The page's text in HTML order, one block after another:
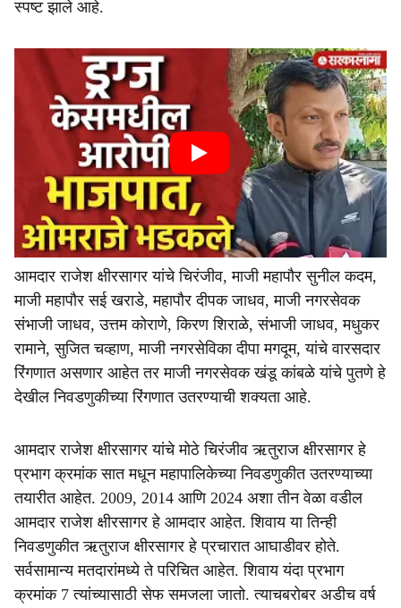
स्पष्ट झाले आहे.
आमदार राजेश क्षीरसागर यांचे चिरंजीव, माजी महापौर सुनील कदम,
माजी महापौर सई खराडे, महापौर दीपक जाधव, माजी नगरसेवक
संभाजी जाधव, उत्तम कोराणे, किरण शिराळे, संभाजी जाधव, मधुकर
रामाने, सुजित चव्हाण, माजी नगरसेविका दीपा मगदूम, यांचे वारसदार
रिंगणात असणार आहेत तर माजी नगरसेवक खंडू कांबळे यांचे पुतणे हे
देखील निवडणुकीच्या रिंगणात उतरण्याची शक्यता आहे.
आमदार राजेश क्षीरसागर यांचे मोठे चिरंजीव ऋतुराज क्षीरसागर हे
प्रभाग क्रमांक सात मधून महापालिकेच्या निवडणुकीत उतरण्याच्या
तयारीत आहेत. 2009, 2014 आणि 2024 अशा तीन वेळा वडील
आमदार राजेश क्षीरसागर हे आमदार आहेत. शिवाय या तिन्ही
निवडणुकीत ऋतुराज क्षीरसागर हे प्रचारात आघाडीवर होते.
सर्वसामान्य मतदारांमध्ये ते परिचित आहेत. शिवाय यंदा प्रभाग
क्रमांक 7 त्यांच्यासाठी सेफ समजला जातो. त्याचबरोबर अडीच वर्ष